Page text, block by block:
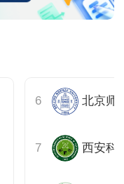
西安科